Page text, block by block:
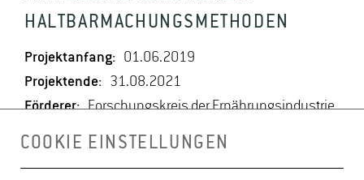
HALTBARMACHUNGSMETHODEN
Projektanfang: 01.06.2019
Projektende: 31.08.2021
Förderer:Forschungskreis der Ernährungsindustrie
e.V., Bundesministerium für Wirtschaft und Energie
COOKIE EINSTELLUNGEN